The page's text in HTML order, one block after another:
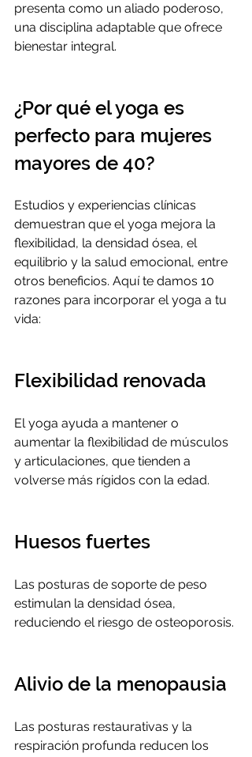
presenta como un aliado poderoso,
una disciplina adaptable que ofrece
bienestar integral.
¿Por qué el yoga es
perfecto para mujeres
mayores de 40?
Estudios y experiencias clínicas
demuestran que el yoga mejora la
flexibilidad, la densidad ósea, el
equilibrio y la salud emocional, entre
otros beneficios. Aquí te damos 10
razones para incorporar el yoga a tu
vida:
Flexibilidad renovada
El yoga ayuda a mantener o
aumentar la flexibilidad de músculos
y articulaciones, que tienden a
volverse más rígidos con la edad.
Huesos fuertes
Las posturas de soporte de peso
estimulan la densidad ósea,
reduciendo el riesgo de osteoporosis.
Alivio de la menopausia
Las posturas restaurativas y la
respiración profunda reducen los